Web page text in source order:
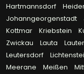
Hartmannsdorf
Johanngeorgenstadt
Kottmar
Kriebstein
Zwickau
Lauta
Leutersdorf
Meerane
Meißen